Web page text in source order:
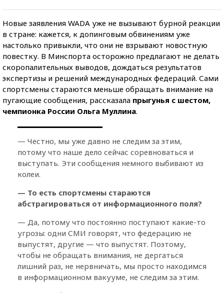
Новые заявления WADA уже не вызывают бурной реакции
в стране: кажется, к допинговым обвинениям уже
настолько привыкли, что они не взрывают новостную
повестку. В Минспорта осторожно предлагают не делать
скоропалительных выводов, дождаться результатов
экспертизы и решений международных федераций. Сами
спортсмены стараются меньше обращать внимание на
пугающие сообщения, рассказала прыгунья с шестом,
чемпионка России Ольга Муллина.
— Честно, мы уже давно не следим за этим,
потому что наше дело сейчас соревноваться и
выступать. Эти сообщения немного выбивают из
колеи.
— То есть спортсмены стараются
абстрагироваться от информационного поля?
— Да, потому что постоянно поступают какие-то
угрозы: одни СМИ говорят, что федерацию не
выпустят, другие — что выпустят. Поэтому,
чтобы не обращать внимания, не дергаться
лишний раз, не нервничать, мы просто находимся
в информационном вакууме, не следим за этим.